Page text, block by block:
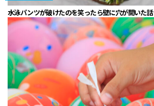
水泳パンツが破けたのを笑ったら壁に穴が開いた話